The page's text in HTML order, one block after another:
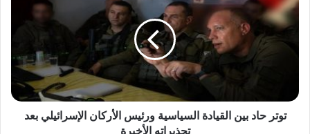
بين
القيادة
السياسية
بعد
تحذيراته
توتر حاد بين القيادة السياسية ورئيس الأركان الإسرائيلي بعد
تحذيراته الأخيرة